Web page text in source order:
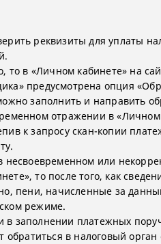
реквизиты для уплаты
то в «Личном кабинете» на
предусмотрена опция
заполнить и направить
отражении в «Личном
к запросу скан-копии
несвоевременном или
то после того, как
пени, начисленные за
режиме.
заполнении платежных
обратиться в налоговый